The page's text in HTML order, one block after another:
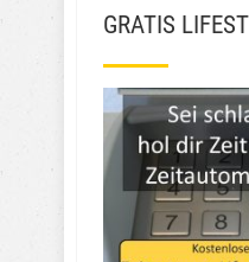
GRATIS